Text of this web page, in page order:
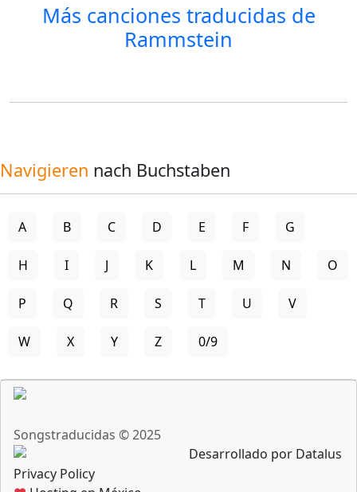
Más canciones traducidas de
Rammstein
Navigieren nach Buchstaben
A B C D E F G
H I J K L M N O
P Q R S T U V
W X Y Z 0/9
Songstraducidas © 2025
Desarrollado por Datalus
Privacy Policy